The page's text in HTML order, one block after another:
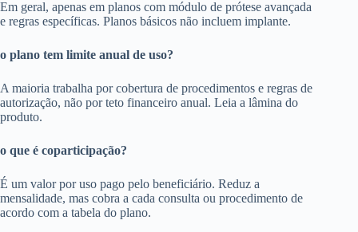
Em geral, apenas em planos com módulo de prótese avançada
e regras específicas. Planos básicos não incluem implante.
o plano tem limite anual de uso?
A maioria trabalha por cobertura de procedimentos e regras de
autorização, não por teto financeiro anual. Leia a lâmina do
produto.
o que é coparticipação?
É um valor por uso pago pelo beneficiário. Reduz a
mensalidade, mas cobra a cada consulta ou procedimento de
acordo com a tabela do plano.